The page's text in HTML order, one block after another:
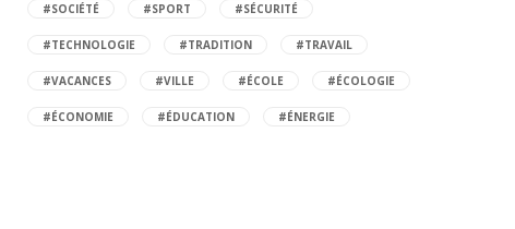
#SOCIÉTÉ #SPORT #SÉCURITÉ
#TECHNOLOGIE #TRADITION #TRAVAIL
#VACANCES #VILLE #ÉCOLE #ÉCOLOGIE
#ÉCONOMIE #ÉDUCATION #ÉNERGIE